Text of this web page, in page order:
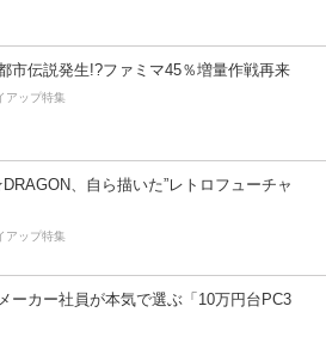
市伝説発生!?ファミマ45％増量作戦再来
アップ特集
、自ら描いた”レトロフューチャ
アップ特集
ーカー社員が本気で選ぶ「10万円台PC3